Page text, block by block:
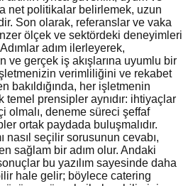
net politikalar belirlemek, uzun
Son olarak, referanslar ve vaka
ölçek ve sektördeki deneyimleri
adım ilerleyerek,
ve gerçek iş akışlarına uyumlu bir
verimliliğini ve rekabet
bakıldığında, her işletmenin
temel prensipler aynıdır: ihtiyaçlar
olmalı, deneme süreci şeffaf
ortak paydada buluşmalıdır.
nasıl seçilir sorusunun cevabı,
sağlam bir adım olur. Andaki
bu yazılım sayesinde daha
hale gelir; böylece catering